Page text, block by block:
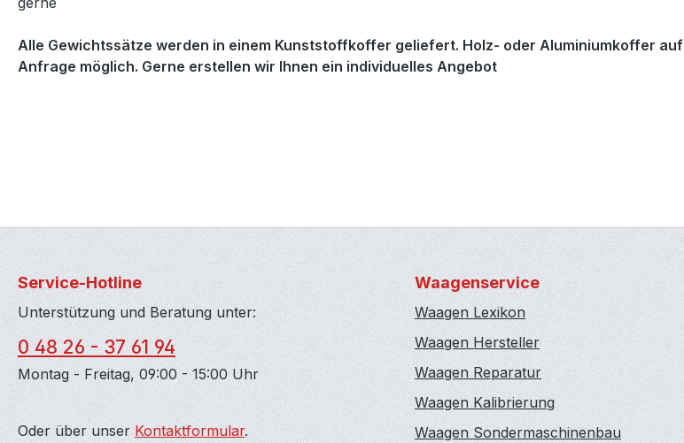
Alle Gewichtssätze werden in einem Kunststoffkoffer geliefert. Holz- oder Aluminiumkoffer auf
Anfrage möglich. Gerne erstellen wir Ihnen ein individuelles Angebot
Service-Hotline
Unterstützung und Beratung unter:
0 48 26 - 37 61 94
Montag - Freitag, 09:00 - 15:00 Uhr
Oder über unser Kontaktformular.
Waagenservice
Waagen Lexikon
Waagen Hersteller
Waagen Reparatur
Waagen Kalibrierung
Waagen Sondermaschinenbau